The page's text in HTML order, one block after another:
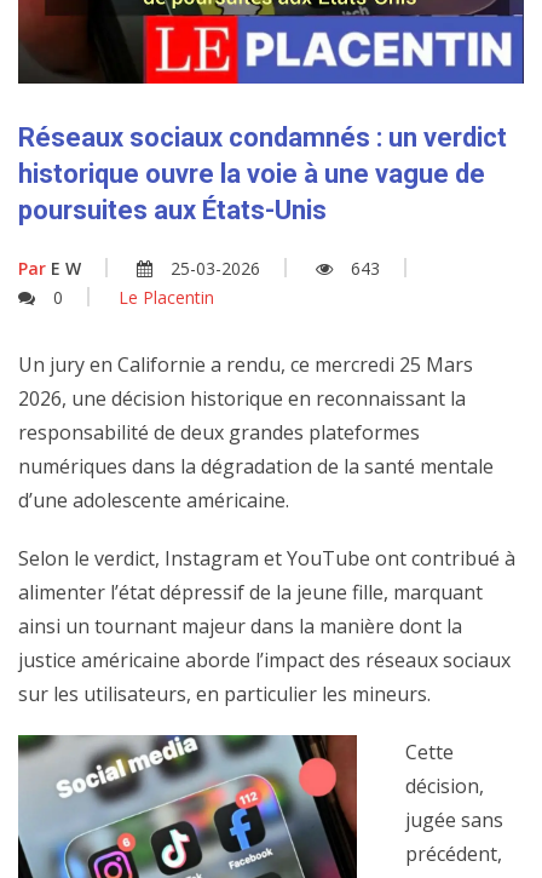
Réseaux sociaux condamnés : un verdict
historique ouvre la voie à une vague de
poursuites aux États-Unis
Par E W 25-03-2026
643
0
Le Placentin
Un jury en Californie a rendu, ce mercredi 25 Mars
2026, une décision historique en reconnaissant la
responsabilité de deux grandes plateformes
numériques dans la dégradation de la santé mentale
d’une adolescente américaine.
Selon le verdict, Instagram et YouTube ont contribué à
alimenter l’état dépressif de la jeune fille, marquant
ainsi un tournant majeur dans la manière dont la
justice américaine aborde l’impact des réseaux sociaux
sur les utilisateurs, en particulier les mineurs.
Cette
décision,
jugée sans
précédent,